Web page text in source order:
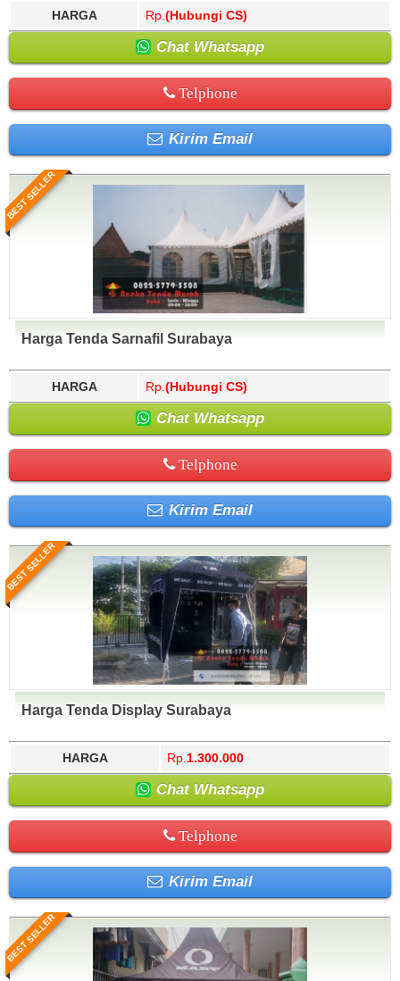
HARGA Rp. (Hubungi CS)
Chat Whatsapp
Telphone
Kirim Email
BEST SELLER
Harga Tenda Sarnafil Surabaya
HARGA Rp. (Hubungi CS)
Chat Whatsapp
Telphone
Kirim Email
BEST SELLER
Harga Tenda Display Surabaya
HARGA Rp. 1.300.000
Chat Whatsapp
Telphone
Kirim Email
BEST SELLER